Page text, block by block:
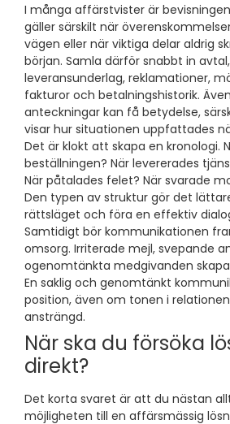
I många affärstvister är
gäller särskilt när
vägen eller när viktiga delar aldrig
början. Samla därför snabbt in
leveransunderlag, reklamationer,
fakturor och betalningshistorik.
anteckningar kan få betydelse,
visar hur situationen uppfattades
Det är klokt att skapa en kronologi.
beställningen? När levererades
När påtalades felet? När svarade
Den typen av struktur gör det
rättsläget och föra en effektiv
Samtidigt bör kommunikationen
omsorg. Irriterade mejl, svepande
ogenomtänkta medgivanden
En saklig och genomtänkt
position, även om tonen i
ansträngd.
När ska du försöka
direkt?
Det korta svaret är att du nästan
möjligheten till en affärsmässig